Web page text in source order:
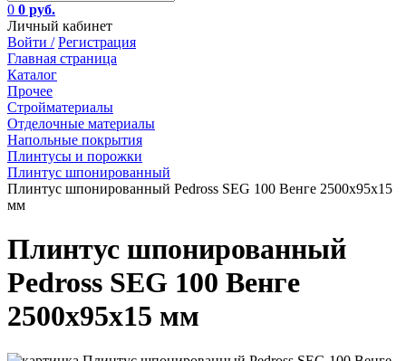
0 0 руб.
Личный кабинет
Войти / Регистрация
Главная страница
Каталог
Прочее
Стройматериалы
Отделочные материалы
Напольные покрытия
Плинтусы и порожки
Плинтус шпонированный
Плинтус шпонированный Pedross SEG 100 Венге 2500х95х15
мм
Плинтус шпонированный
Pedross SEG 100 Венге
2500х95х15 мм